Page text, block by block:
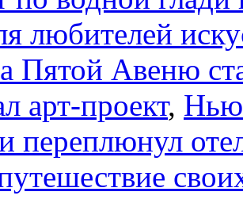
любителей
Пятой Авеню
арт-проект,
переплюнул